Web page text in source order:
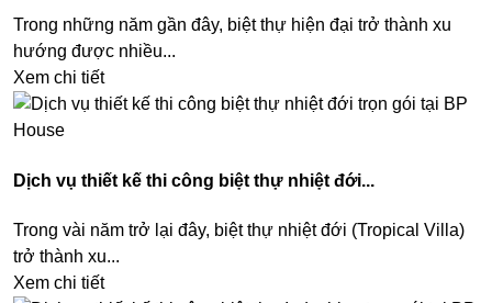
Trong những năm gần đây, biệt thự hiện đại trở thành xu
hướng được nhiều...
Xem chi tiết
Dịch vụ thiết kế thi công biệt thự nhiệt đới...
Trong vài năm trở lại đây, biệt thự nhiệt đới (Tropical Villa)
trở thành xu...
Xem chi tiết